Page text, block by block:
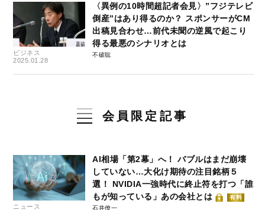
ビジネス
2025.01.28
〈異例の10時間超記者会見〉”フジテレビ
倒産”はあり得るのか？ スポンサーがCM
出稿見合わせ…前代未聞の逆風で起こり
得る最悪のシナリオとは
不破聡
会員限定記事
ニュース
AI相場「第2幕」へ！ バブルはまだ崩壊
していない…大化け期待の注目銘柄５
選！ NVIDIA一強時代に終止符を打つ「誰
もが知っている」あの会社とは
有料
石井僚一